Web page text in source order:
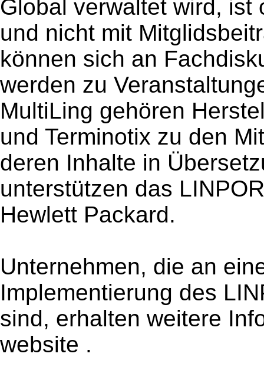
Global verwaltet wird, ist
und nicht mit
können sich an
werden zu
MultiLing gehören
und Terminotix zu den
deren Inhalte in
unterstützen das
Hewlett Packard.
Unternehmen, die an
Implementierung des
sind, erhalten weitere
website .